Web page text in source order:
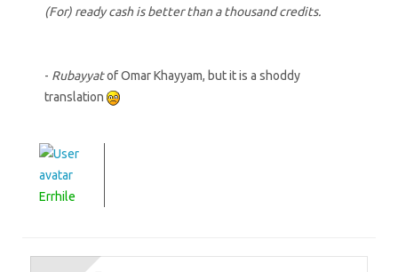
(For) ready cash is better than a thousand credits.
- Rubayyatof Omar Khayyam, but it is a shoddy
translation
Errhile